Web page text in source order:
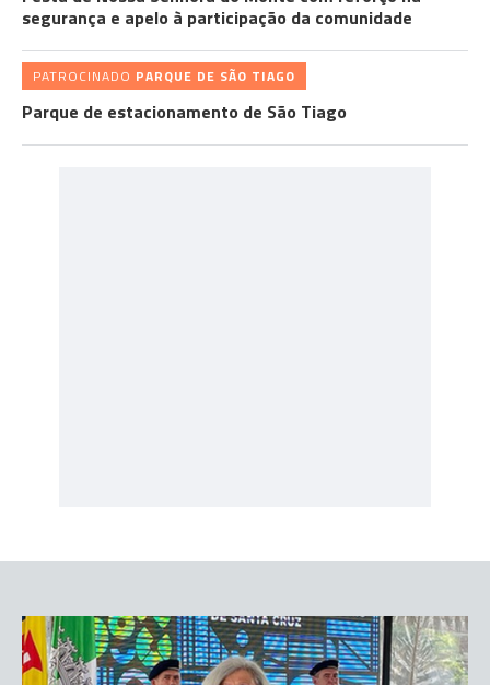
segurança e apelo à participação da comunidade
PATROCINADO PARQUE DE SÃO TIAGO
Parque de estacionamento de São Tiago